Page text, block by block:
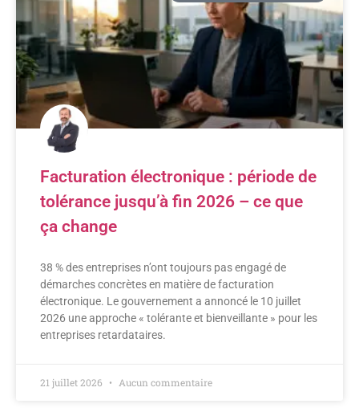
Facturation électronique : période de
tolérance jusqu’à fin 2026 – ce que
ça change
38 % des entreprises n’ont toujours pas engagé de
démarches concrètes en matière de facturation
électronique. Le gouvernement a annoncé le 10 juillet
2026 une approche « tolérante et bienveillante » pour les
entreprises retardataires.
21 juillet 2026 Aucun commentaire